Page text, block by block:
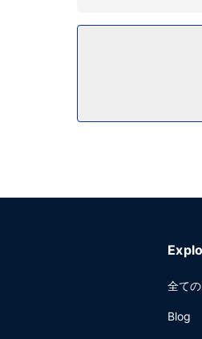
レストラン
1 日の終わりは、
全て
Blog